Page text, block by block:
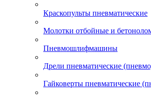
Краскопульты пневматические
Молотки отбойные и
Пневмошлифмашины
Дрели пневматические
Гайковерты пневматические